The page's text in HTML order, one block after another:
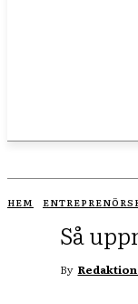
HEM
Så
By